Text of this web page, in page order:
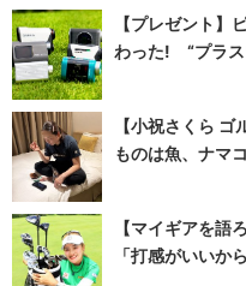
【プレゼント】
わった! “プラス
【小祝さくら
ものは魚、ナマ
【マイギアを
「打感がいいか